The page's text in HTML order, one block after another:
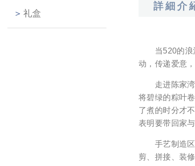
礼盒
詳細介
当520的浪漫
动，传递爱意
走进陈家湾社
将碧绿的粽叶
了煮的时分才
表明要带回家
手艺制造区则
剪、拼接、装